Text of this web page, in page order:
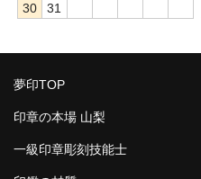
30
31
夢印TOP
印章の本場 山梨
一級印章彫刻技能士